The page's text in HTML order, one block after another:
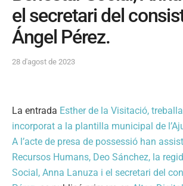
el secretari del
Ángel Pérez.
28 d'agost de 2023
La entrada Esther de la Visitació,
incorporat a la plantilla municipal de
A l’acte de presa de possessió han
Recursos Humans, Deo Sánchez, la
Social, Anna Lanuza i el secretari del